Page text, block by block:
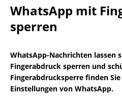
WhatsApp mit
sperren
WhatsApp-Nachrichten lassen
Fingerabdruck sperren und
Fingerabdrucksperre finden
Einstellungen von WhatsApp.